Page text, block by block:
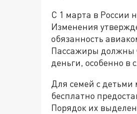
С 1 марта в России
Изменения
обязанность
Пассажиры должны
деньги, особенно в
Для семей с
бесплатно
Порядок их